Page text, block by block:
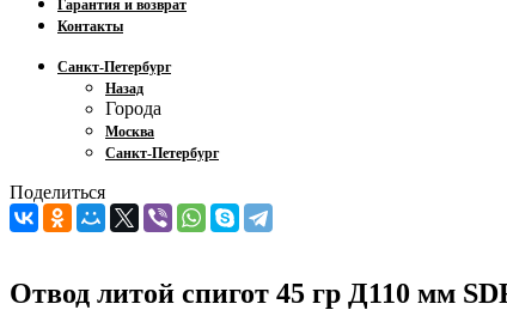
Гарантия и возврат
Контакты
Санкт-Петербург
Назад
Города
Москва
Санкт-Петербург
Поделиться
Отвод литой спигот 45 гр Д110 мм